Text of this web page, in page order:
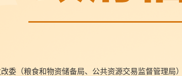
委（粮食和物资储备局、公共资源交易监督管理局）